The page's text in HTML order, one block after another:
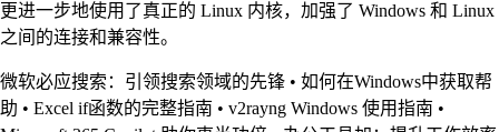
更进一步地使用了真正的 Linux 内核，加强了 Windows 和 Linux
之间的连接和兼容性。
微软必应搜索：引领搜索领域的先锋 • 如何在Windows中获取帮
助 • Excel if函数的完整指南 • v2rayng Windows 使用指南 •